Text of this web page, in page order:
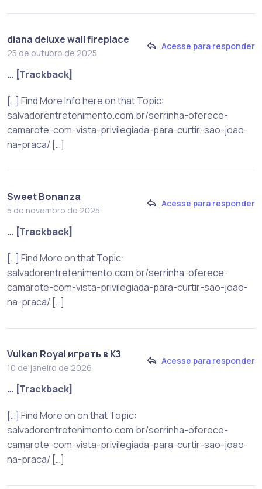
diana deluxe wall fireplace
25 de outubro de 2025
Acesse para responder
… [Trackback]
[…] Find More Info here on that Topic:
salvadorentretenimento.com.br/serrinha-oferece-
camarote-com-vista-privilegiada-para-curtir-sao-joao-
na-praca/ […]
Sweet Bonanza
5 de novembro de 2025
Acesse para responder
… [Trackback]
[…] Find More on that Topic:
salvadorentretenimento.com.br/serrinha-oferece-
camarote-com-vista-privilegiada-para-curtir-sao-joao-
na-praca/ […]
Vulkan Royal играть в КЗ
10 de janeiro de 2026
Acesse para responder
… [Trackback]
[…] Find More on on that Topic:
salvadorentretenimento.com.br/serrinha-oferece-
camarote-com-vista-privilegiada-para-curtir-sao-joao-
na-praca/ […]